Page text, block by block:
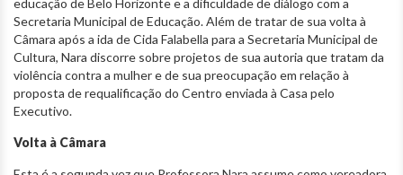
educação de Belo Horizonte e a dificuldade de diálogo com a
Secretaria Municipal de Educação. Além de tratar de sua volta à
Câmara após a ida de Cida Falabella para a Secretaria Municipal de
Cultura, Nara discorre sobre projetos de sua autoria que tratam da
violência contra a mulher e de sua preocupação em relação à
proposta de requalificação do Centro enviada à Casa pelo
Executivo.
Volta à Câmara